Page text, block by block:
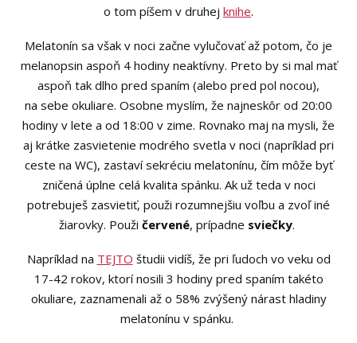
o tom píšem v druhej knihe.
Melatonín sa však v noci začne vylučovať až potom, čo je
melanopsin aspoň 4 hodiny neaktívny. Preto by si mal mať
aspoň tak dlho pred spaním (alebo pred pol nocou),
na sebe okuliare. Osobne myslím, že najneskôr od 20:00
hodiny v lete a od 18:00 v zime. Rovnako maj na mysli, že
aj krátke zasvietenie modrého svetla v noci (napríklad pri
ceste na WC), zastaví sekréciu melatonínu, čím môže byť
zničená úplne celá kvalita spánku. Ak už teda v noci
potrebuješ zasvietiť, použi rozumnejšiu voľbu a zvoľ iné
žiarovky. Použi červené, prípadne sviečky.
Napríklad na TEJTO študii vidíš, že pri ľudoch vo veku od
17-42 rokov, ktorí nosili 3 hodiny pred spaním takéto
okuliare, zaznamenali až o 58% zvýšený nárast hladiny
melatonínu v spánku.